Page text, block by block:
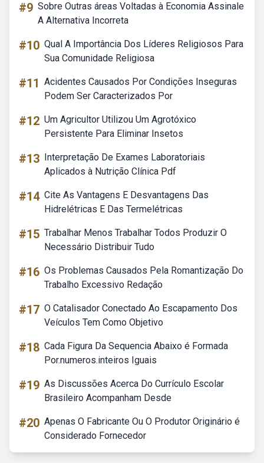
#9 Sobre Outras áreas Voltadas à Economia Assinale
A Alternativa Incorreta
#10 Qual A Importância Dos Líderes Religiosos Para
Sua Comunidade Religiosa
#11 Acidentes Causados Por Condições Inseguras
Podem Ser Caracterizados Por
#12 Um Agricultor Utilizou Um Agrotóxico
Persistente Para Eliminar Insetos
#13 Interpretação De Exames Laboratoriais
Aplicados à Nutrição Clínica Pdf
#14 Cite As Vantagens E Desvantagens Das
Hidrelétricas E Das Termelétricas
#15 Trabalhar Menos Trabalhar Todos Produzir O
Necessário Distribuir Tudo
#16 Os Problemas Causados Pela Romantização Do
Trabalho Excessivo Redação
#17 O Catalisador Conectado Ao Escapamento Dos
Veículos Tem Como Objetivo
#18 Cada Figura Da Sequencia Abaixo é Formada
Por.numeros.inteiros Iguais
#19 As Discussões Acerca Do Currículo Escolar
Brasileiro Acompanham Desde
#20 Apenas O Fabricante Ou O Produtor Originário é
Considerado Fornecedor